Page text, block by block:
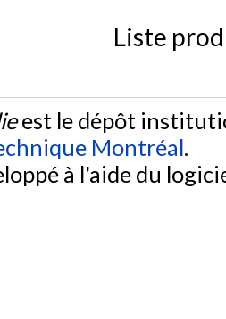
Liste
est le dépôt
Montréal.
à l'aide du